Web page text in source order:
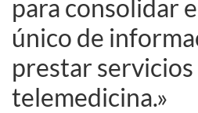
para consolidar
único de
prestar
telemedicina.»